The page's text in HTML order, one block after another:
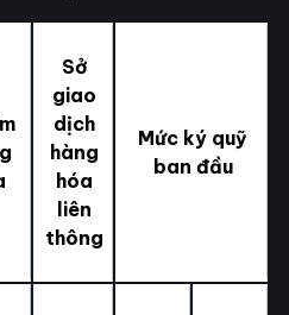
Sở
giao
dịch
hàng
hóa
liên
thông
Mức ký quỹ
ban đầu